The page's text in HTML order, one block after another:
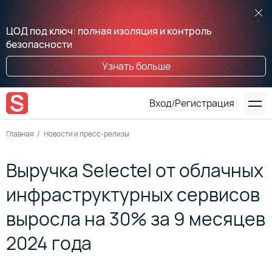
ЦОД под ключ: полная изоляция и контроль
безопасности
Узнать больше
Вход/Регистрация
Главная Новости и пресс-релизы
Выручка Selectel от облачных
инфраструктурных сервисов
выросла на 30% за 9 месяцев
2024 года